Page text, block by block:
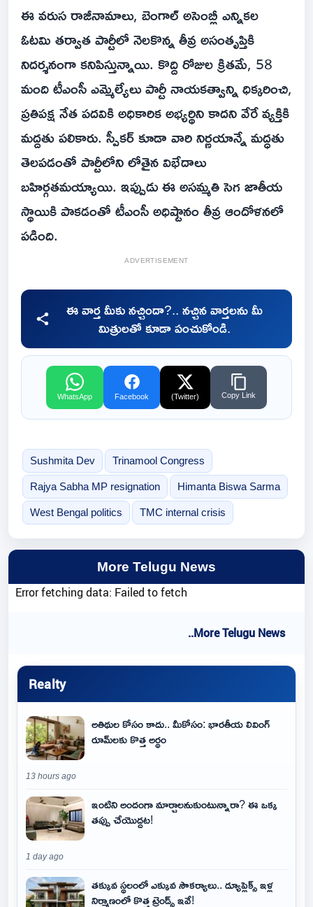
ఈ వరుస రాజీనామాలు, బెంగాల్ అసెంబ్లీ ఎన్నికల
ఓటమి తర్వాత పార్టీలో నెలకొన్న తీవ్ర అసంతృప్తికి
నిదర్శనంగా కనిపిస్తున్నాయి. కొద్ది రోజుల క్రితమే, 58
మంది టీఎంసీ ఎమ్మెల్యేలు పార్టీ నాయకత్వాన్ని ధిక్కరించి,
ప్రతిపక్ష నేత పదవికి అధికారిక అభ్యర్థిని కాదని వేరే వ్యక్తికి
మద్దతు పలికారు. స్పీకర్ కూడా వారి నిర్ణయాన్నే మ‌ద్ధ‌తు
తెల‌ప‌డంతో పార్టీలోని లోతైన విభేదాలు
బహిర్గతమయ్యాయి. ఇప్పుడు ఈ అసమ్మతి సెగ జాతీయ
స్థాయికి పాకడంతో టీఎంసీ అధిష్టానం తీవ్ర ఆందోళనలో
పడింది.
ADVERTISEMENT
ఈ వార్త మీకు నచ్చిందా?.. నచ్చిన వార్తలను మీ
మిత్రులతో కూడా పంచుకోండి.
WhatsApp Facebook (Twitter) Copy Link
Sushmita Dev Trinamool Congress
Rajya Sabha MP resignation Himanta Biswa Sarma
West Bengal politics TMC internal crisis
More Telugu News
Error fetching data: Failed to fetch
..More Telugu News
Realty
అతిథుల కోసం కాదు.. మీకోసం: భారతీయ లివింగ్
రూమ్‌లకు కొత్త అర్థం
13 hours ago
ఇంటిని అందంగా మార్చాలనుకుంటున్నారా? ఈ ఒక్క
తప్పు చేయొద్దట!
1 day ago
తక్కువ స్థలంలో ఎక్కువ సౌకర్యాలు.. డ్యూప్లెక్స్ ఇళ్ల
నిర్మాణంలో కొత్త ట్రెండ్స్ ఇవే!